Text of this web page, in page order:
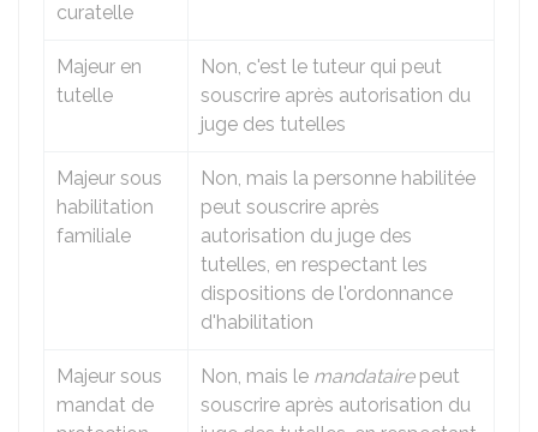
curatelle
Majeur en
tutelle
Non, c'est le tuteur qui peut
souscrire après autorisation du
juge des tutelles
Majeur sous
habilitation
familiale
Non, mais la personne habilitée
peut souscrire après
autorisation du juge des
tutelles, en respectant les
dispositions de l'ordonnance
d'habilitation
Majeur sous
mandat de
Non, mais le mandatairepeut
souscrire après autorisation du